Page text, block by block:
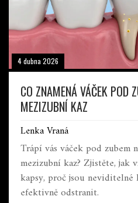
4 dubna 2026
CO ZNAMENÁ VÁČEK POD
MEZIZUBNÍ KAZ
Lenka Vraná
Trápí vás váček pod zubem
mezizubní kaz? Zjistěte, jak
kapsy, proč jsou neviditelné
efektivně odstranit.